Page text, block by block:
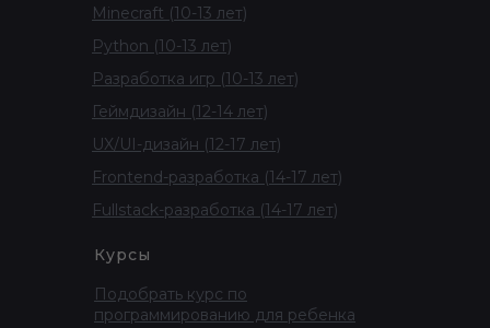
UX/UI-дизайн (12-17 лет)
Frontend-разработка (14-17 лет)
Fullstack-разработка (14-17 лет)
Разработка игр (10-13 лет)
Геймдизайн (12-14 лет)
Minecraft (10-13 лет)
Python (10-13 лет)
Подобрать курс по
программированию для ребенка
Курсы